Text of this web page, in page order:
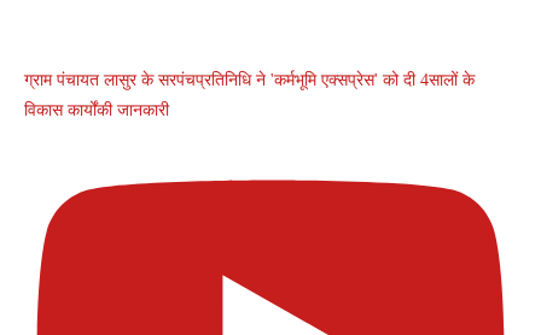
ग्राम पंचायत लासुर के सरपंचप्रतिनिधि ने 'कर्मभूमि एक्सप्रेस' को दी 4सालों के
विकास कार्योंकी जानकारी